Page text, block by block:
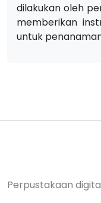
dilakukan oleh
memberikan
untuk
Perpustakaan